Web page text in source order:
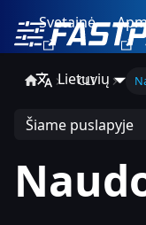
Svetainė
Lietuvių
CLI
Šiame puslapyje